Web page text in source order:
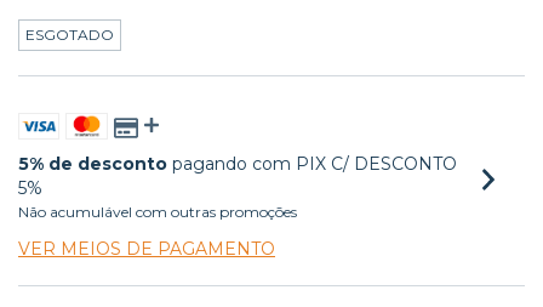
ESGOTADO
5% de desconto pagando com PIX C/ DESCONTO
5%
Não acumulável com outras promoções
VER MEIOS DE PAGAMENTO